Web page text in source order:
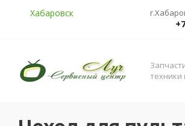
Хабаровск
техники